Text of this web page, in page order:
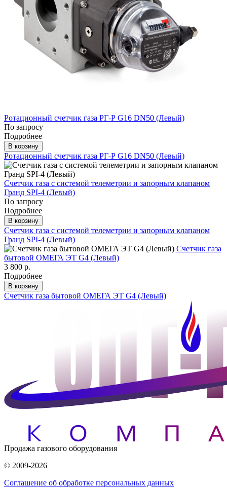
Ротационный счетчик газа РГ-Р G16 DN50 (Левый)
По запросу
Подробнее
В корзину
Ротационный счетчик газа РГ-Р G16 DN50 (Левый)
Счетчик газа с системой телеметрии и запорным клапаном
Гранд SPI-4 (Левый)
По запросу
Подробнее
В корзину
Счетчик газа с системой телеметрии и запорным клапаном
Гранд SPI-4 (Левый)
Счетчик газа
бытовой ОМЕГА ЭТ G4 (Левый)
3 800 р.
Подробнее
В корзину
Счетчик газа бытовой ОМЕГА ЭТ G4 (Левый)
Продажа газового оборудования
© 2009-2026
Соглашение об обработке персональных данных